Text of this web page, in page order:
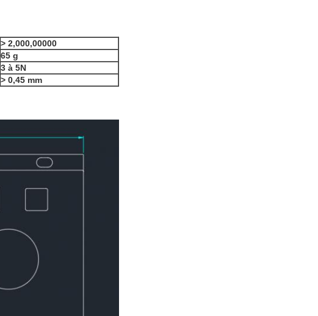
> 2,000,00000
65 g
3 à 5N
> 0,45 mm